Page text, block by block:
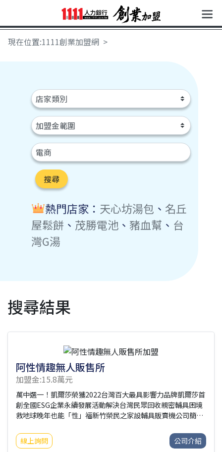
現在位置:1111創業加盟網
搜尋
熱門店家： 天心坊湯包 、 名丘
屋鬆餅 、 茂勝電池 、 豬血幫 、 台
灣G湯
搜尋結果
阿性情趣無人販售所
加盟金:15.8萬元
萬中選一！凱爾莎榮獲2022台灣百大最具影響力品牌凱爾莎首
創全國ESG企業永續發展活動解決台灣民眾回收親密輔具困境
救地球晚年也能「性」福新竹榮民之家設輔具販賣機公司簡介
兩性身心靈健康產業資源，導入身心靈領域專業，讓消費者可
以透過凱爾莎集團創建的生態圈，對身心靈健康有更全面的滿
線上詢問 公司介紹